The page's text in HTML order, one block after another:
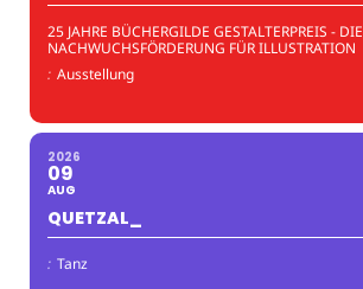
25 JAHRE BÜCHERGILDE GESTALTERPREIS - DIE
NACHWUCHSFÖRDERUNG FÜR ILLUSTRATION
: Ausstellung
2026
09
AUG
QUETZAL_
: Tanz